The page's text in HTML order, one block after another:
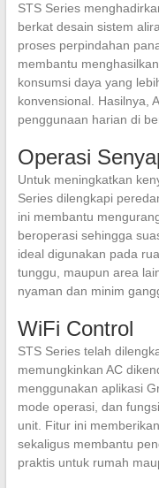
STS Series
berkat desain sistem
proses perpindahan
membantu
konsumsi daya yang
konvensional. Hasilnya,
penggunaan harian di
Operasi
Untuk meningkatkan
Series dilengkapi
ini membantu
beroperasi sehingga
ideal digunakan pada
tunggu, maupun area
nyaman dan minim
WiFi Control
STS Series telah
memungkinkan AC
menggunakan aplikasi
mode operasi, dan
unit. Fitur ini
sekaligus membantu
praktis untuk rumah